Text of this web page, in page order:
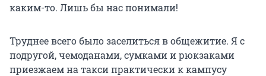
каким-то. Лишь бы нас понимали!
Труднее всего было заселиться в общежитие. Я с
подругой, чемоданами, сумками и рюкзаками
приезжаем на такси практически к кампусу